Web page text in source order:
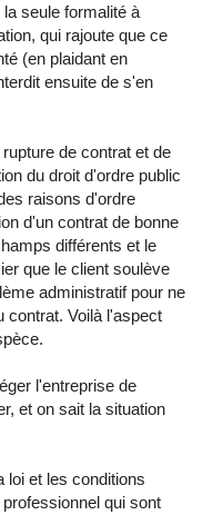
seule formalité à
qui rajoute que ce
(en plaidant en
ensuite de s'en
de contrat et de
du droit d'ordre public
raisons d'ordre
d'un contrat de bonne
différents et le
que le client soulève
administratif pour ne
contrat. Voilà l'aspect
l'entreprise de
et on sait la situation
loi et les conditions
qui sont